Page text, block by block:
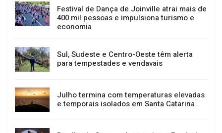
Migração do sistema tributário em
Joinville interromperá serviços entre 15 e
23 de agosto
Festival de Dança de Joinville atrai mais de
400 mil pessoas e impulsiona turismo e
economia
Sul, Sudeste e Centro-Oeste têm alerta
para tempestades e vendavais